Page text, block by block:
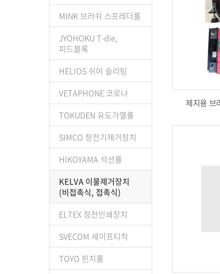
MINK 브러쉬 스프레더롤
JYOHOKU T-die,
피드블록
HELIOS 쉬어 슬리팅
VETAPHONE 코로나
TOKUDEN 유도가열롤
SIMCO 정전기제거장치
HIKOYAMA 석션롤
KELVA 이물제거장치
(비접촉식, 접촉식)
ELTEX 정전인쇄장치
SVECOM 세이프티척
TOYO 핀치롤
제지용 브